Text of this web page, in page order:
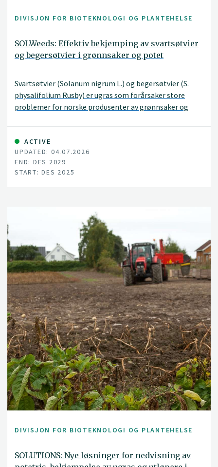
DIVISJON FOR BIOTEKNOLOGI OG PLANTEHELSE
SOLWeeds: Effektiv bekjemping av svartsøtvier
og begersøtvier i grønnsaker og potet
Svartsøtvier (Solanum nigrum L.) og begersøtvier (S.
physalifolium Rusby) er ugras som forårsaker store
problemer for norske produsenter av grønnsaker og
lukekostnadene er så store at de frykter de må redusere
dyrka areal av f.eks. gulrot, eller stoppe produksjonen
helt. I potet er spesielt tidligproduksjonen under dekke
utsatt.
ACTIVE
UPDATED: 04.07.2026
END: DES 2029
START: DES 2025
DIVISJON FOR BIOTEKNOLOGI OG PLANTEHELSE
SOLUTIONS: Nye løsninger for nedvisning av